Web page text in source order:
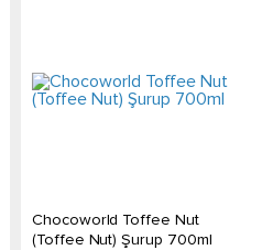
Chocoworld Toffee Nut
(Toffee Nut) Şurup 700ml